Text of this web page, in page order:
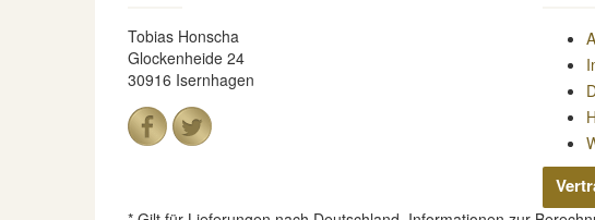
Tobias Honscha
Glockenheide 24
30916 Isernhagen